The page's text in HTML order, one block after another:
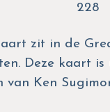
228
zit in de
Deze kaart
van Ken